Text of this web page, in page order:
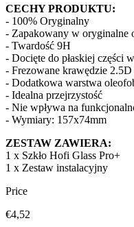
CECHY PRODUKTU:
- 100% Oryginalny
- Zapakowany w oryginalne
- Twardość 9H
- Docięte do płaskiej części
- Frezowane krawędzie
- Dodatkowa warstwa
- Idealna przejrzystość
- Nie wpływa na
- Wymiary: 157x74mm
ZESTAW ZAWIERA:
1 x Szkło Hofi Glass Pro+
1 x Zestaw instalacyjny
Price
€4,52